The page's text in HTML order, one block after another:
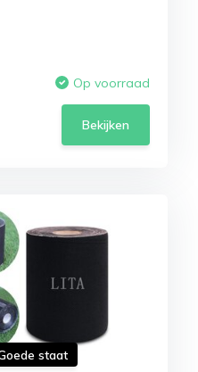
Op voorraad
Bekijken
staat